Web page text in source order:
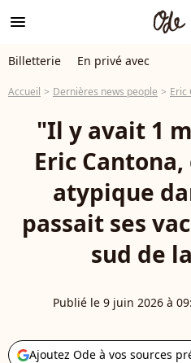
menu
Billetterie En privé avec
Accueil Dernières news people Eric
"Il y avait 1
Eric
atypique
passait ses
sud de
Publié le 9 juin 2026 à
Ajoutez Ode à vos sources